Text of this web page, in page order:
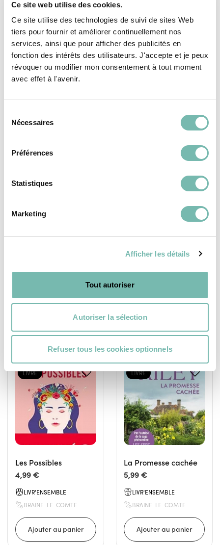
Ce site web utilise des cookies.
Ce site utilise des technologies de suivi de sites Web
tiers pour fournir et améliorer continuellement nos
services, ainsi que pour afficher des publicités en
fonction des intérêts des utilisateurs. J'accepte et je peux
révoquer ou modifier mon consentement à tout moment
avec effet à l'avenir.
Nécessaires
Préférences
Statistiques
Marketing
Afficher les détails
Tout autoriser
Autoriser la sélection
Refuser tous les cookies optionnels
26 mars 2026
Parfait
Vous pourriez aussi
aimer...
LIVRE
4,99 €
BRAINE-LE-COMTE
LIVRE
Les Possibles
4,99 €
LIVR'ENSEMBLE
BRAINE-LE-COMTE
LIVRE
La Promesse cachée
5,99 €
LIVR'ENSEMBLE
BRAINE-LE-COMTE